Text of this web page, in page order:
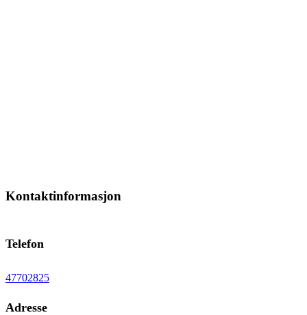
Kontaktinformasjon
Telefon
47702825
Adresse